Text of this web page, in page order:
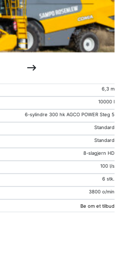
keyboard_backspace
6,3 m
10000 l
6-sylindre 300 hk AGCO POWER Steg 5
Standard
Standard
8-slagjern HD
100 l/s
6 stk.
3800 o/min
Be om et tilbud